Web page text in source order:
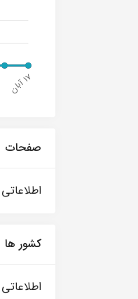
صفحات
کشور ها